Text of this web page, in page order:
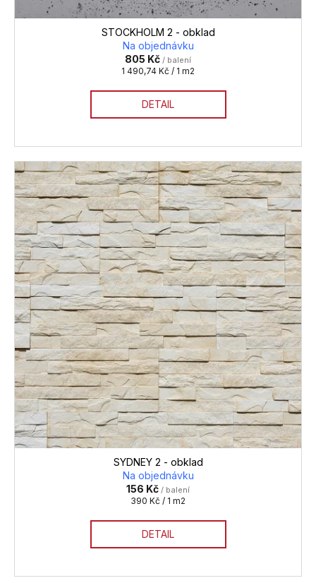
STOCKHOLM 2 - obklad
Na objednávku
805 Kč / balení
Měrná
1 490,74 Kč / 1 m2
DETAIL
SYDNEY 2 - obklad
Na objednávku
156 Kč / balení
Měrná
390 Kč / 1 m2
DETAIL